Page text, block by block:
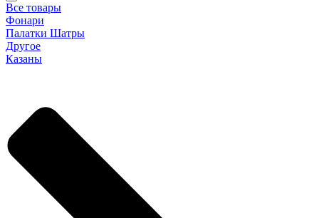
Все товары
Фонари
Палатки Шатры
Другое
Казаны